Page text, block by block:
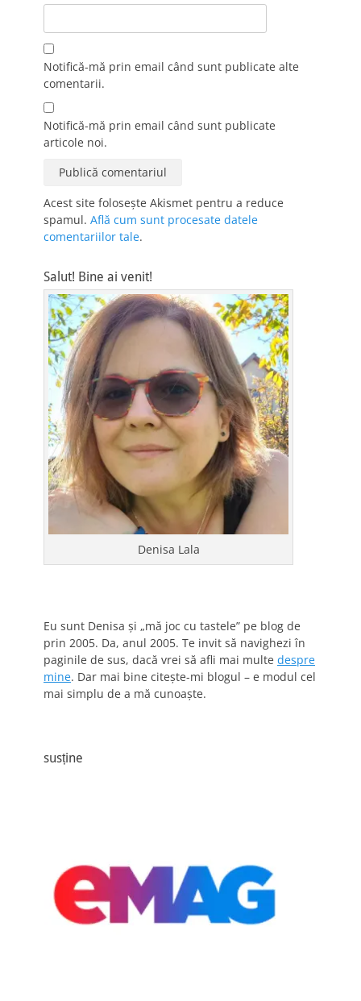
Notifică-mă prin email când sunt publicate alte
comentarii.
Notifică-mă prin email când sunt publicate
articole noi.
Acest site folosește Akismet pentru a reduce
spamul. Află cum sunt procesate datele
comentariilor tale.
Salut! Bine ai venit!
Denisa Lala
Eu sunt Denisa și „mă joc cu tastele” pe blog de
prin 2005. Da, anul 2005. Te invit să navighezi în
paginile de sus, dacă vrei să afli mai multe despre
mine. Dar mai bine citește-mi blogul – e modul cel
mai simplu de a mă cunoaște.
susține